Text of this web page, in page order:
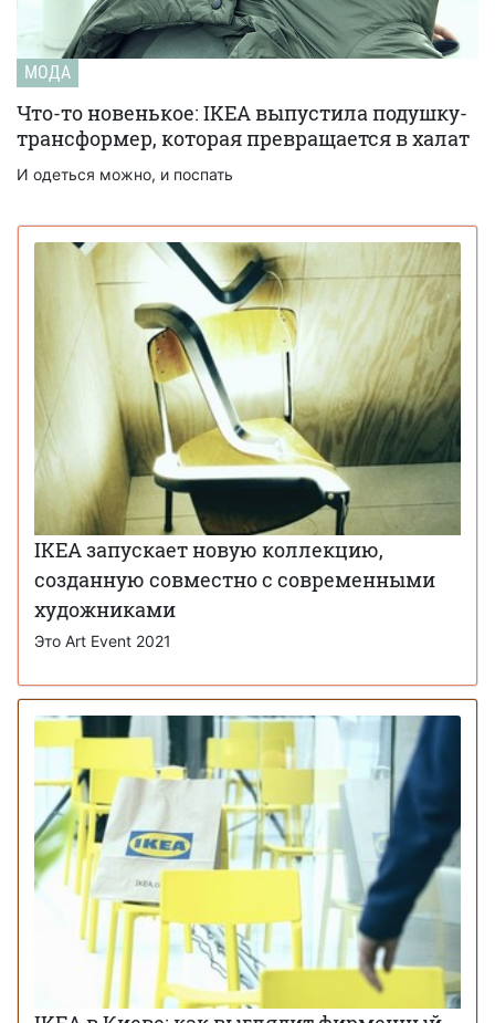
МОДА
Что-то новенькое: IKEA выпустила подушку-
трансформер, которая превращается в халат
И одеться можно, и поспать
IKEA запускает новую коллекцию,
созданную совместно с современными
художниками
Это Art Event 2021